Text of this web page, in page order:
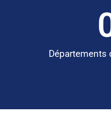
Départements